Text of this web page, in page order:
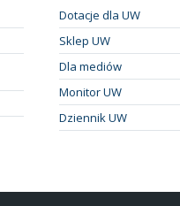
Dotacje dla UW
Sklep UW
Dla mediów
Monitor UW
Dziennik UW